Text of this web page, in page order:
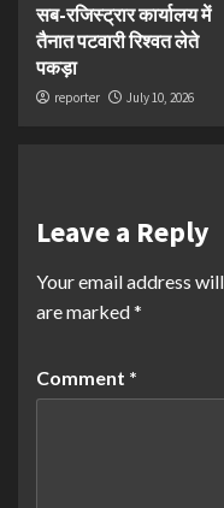
सब-रजिस्ट्रार कार्यालय में
तैनात पटवारी रिश्वत लेते
पकड़ा
reporter July 10, 2026
Leave a Reply
Your email address
are marked*
Comment *